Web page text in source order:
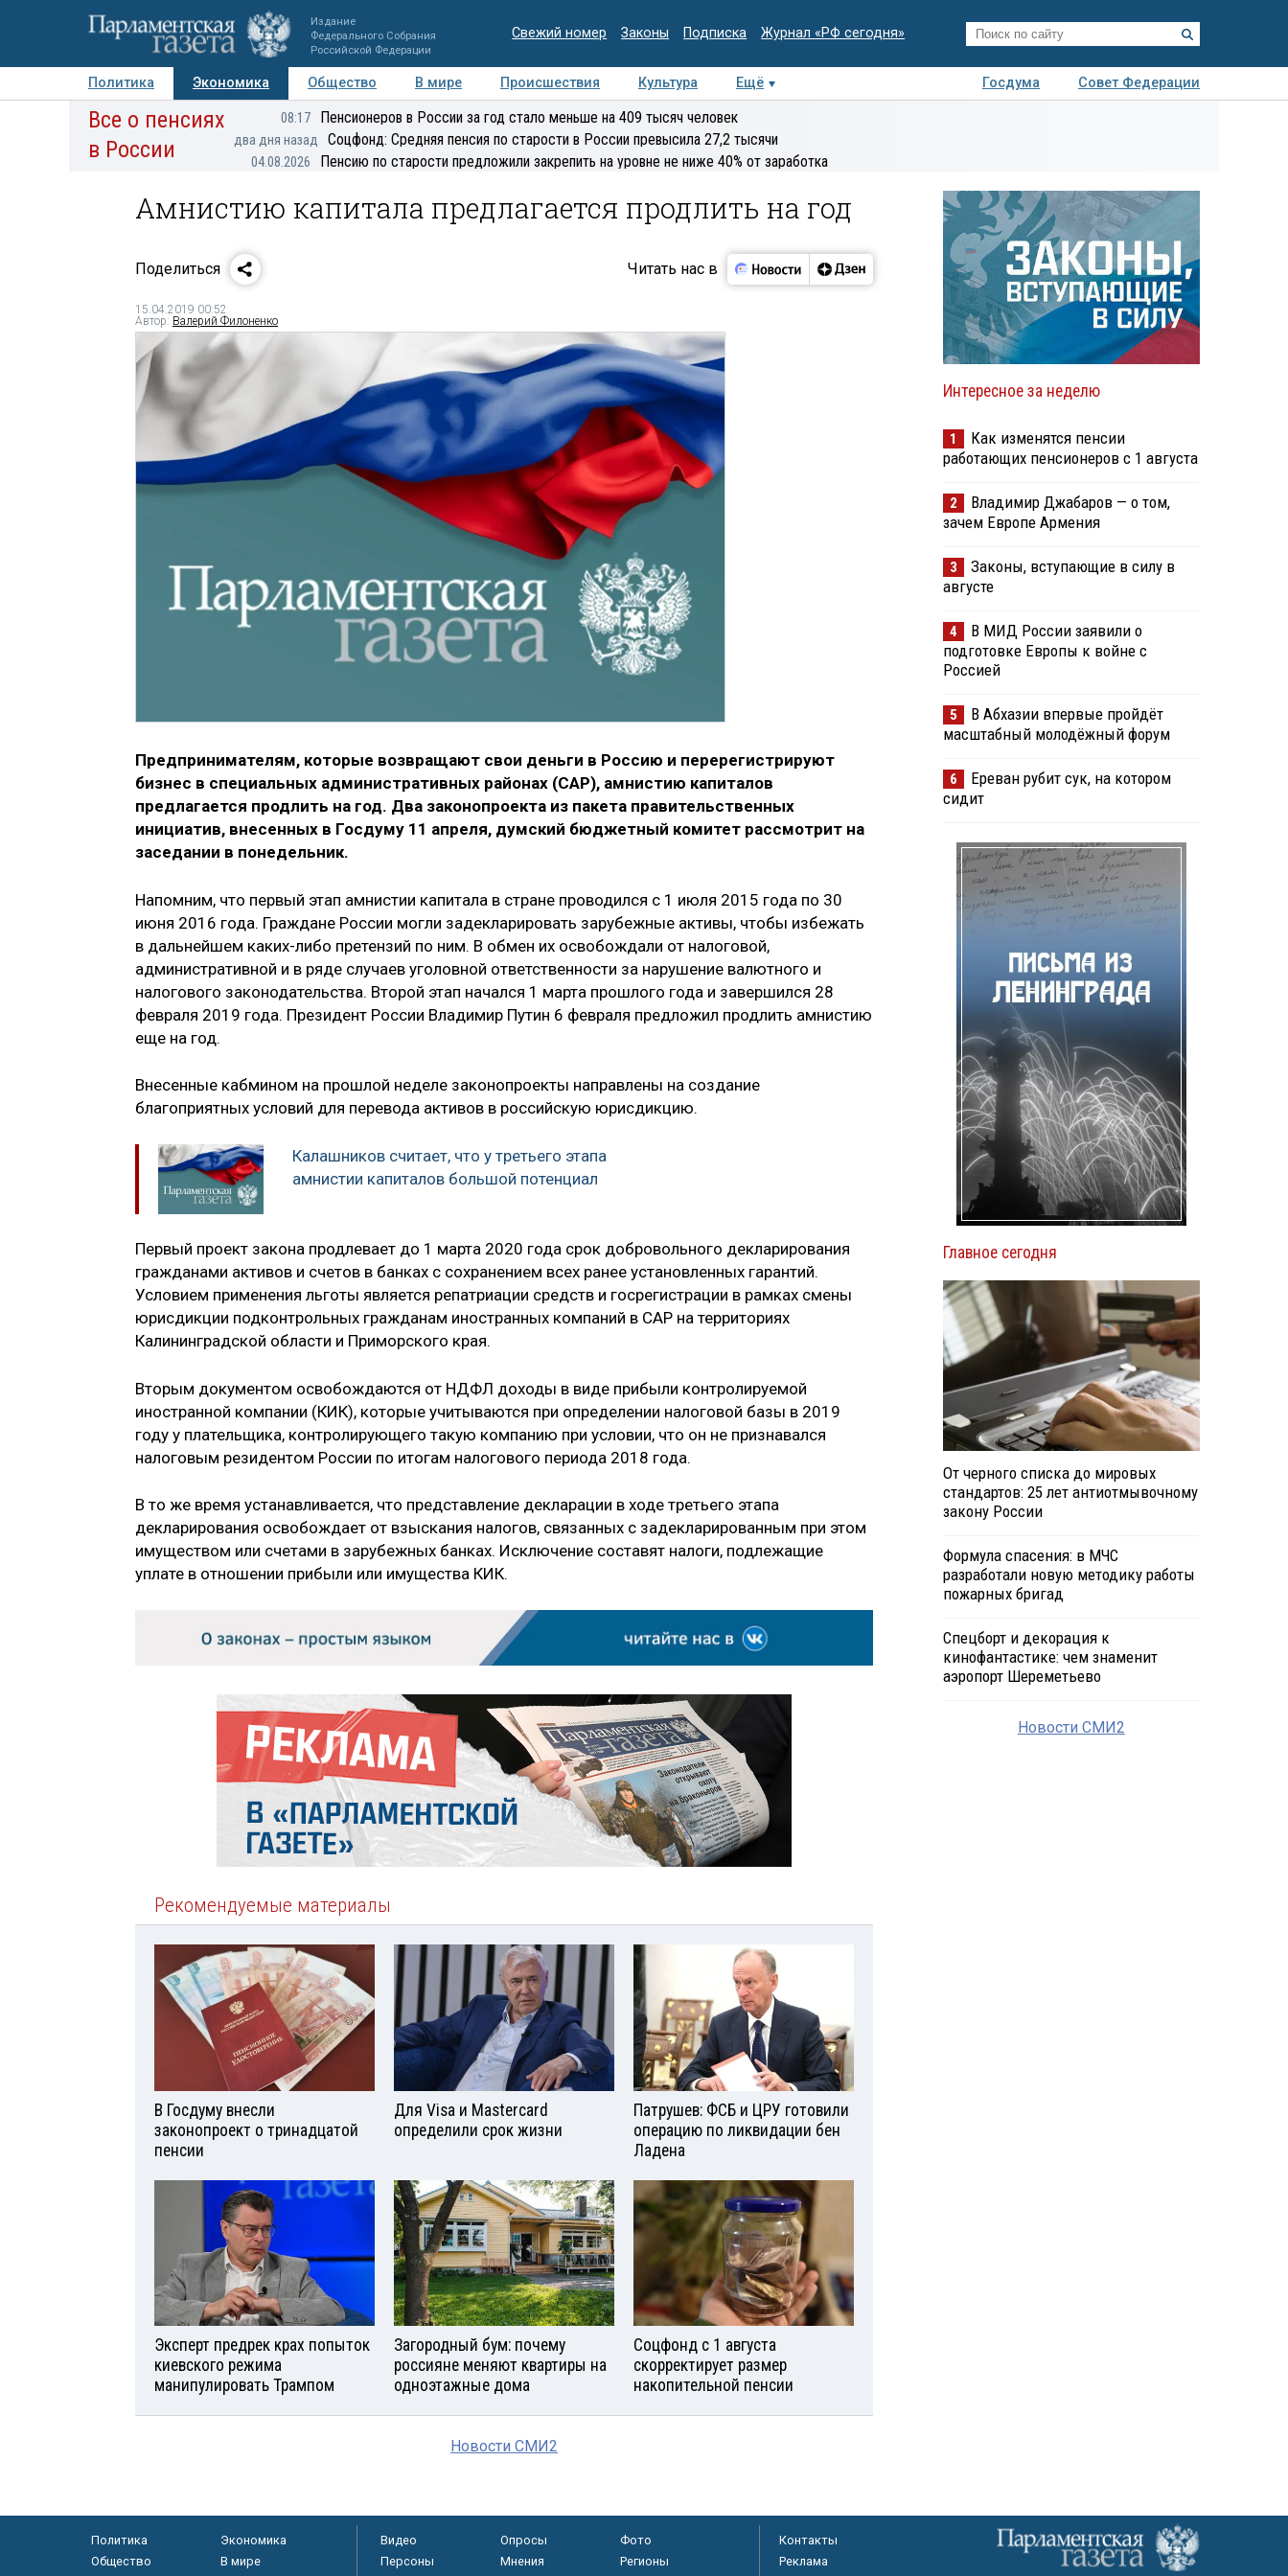
Издание
Федерального Собрания
Российской Федерации
Свежий номер Законы Подписка Журнал «РФ сегодня»
Политика Экономика Общество В мире Происшествия Культура Ещё Госдума
Совет Федерации
Авторы Персоны Мнения Регионы Медиацентр Интервью Колумнисты
Все о пенсиях
в России
08:17 Пенсионеров в России за год стало меньше на 409 тысяч человек
два дня назад Соцфонд: Средняя пенсия по старости в России превысила 27,2 тысячи
04.08.2026 Пенсию по старости предложили закрепить на уровне не ниже 40% от заработка
Амнистию капитала предлагается продлить на год
Поделиться Читать нас в
15.04.2019 00:52
Автор: Валерий Филоненко
Предпринимателям, которые возвращают свои деньги в Россию и перерегистрируют
бизнес в специальных административных районах (САР), амнистию капиталов
предлагается продлить на год. Два законопроекта из пакета правительственных
инициатив, внесенных в Госдуму 11 апреля, думский бюджетный комитет рассмотрит на
заседании в понедельник.
Напомним, что первый этап амнистии капитала в стране проводился с 1 июля 2015 года по 30
июня 2016 года. Граждане России могли задекларировать зарубежные активы, чтобы избежать
в дальнейшем каких-либо претензий по ним. В обмен их освобождали от налоговой,
административной и в ряде случаев уголовной ответственности за нарушение валютного и
налогового законодательства. Второй этап начался 1 марта прошлого года и завершился 28
февраля 2019 года. Президент России Владимир Путин 6 февраля предложил продлить амнистию
еще на год.
Внесенные кабмином на прошлой неделе законопроекты направлены на создание
благоприятных условий для перевода активов в российскую юрисдикцию.
Калашников считает, что у третьего этапа
амнистии капиталов большой потенциал
Первый проект закона продлевает до 1 марта 2020 года срок добровольного декларирования
гражданами активов и счетов в банках с сохранением всех ранее установленных гарантий.
Условием применения льготы является репатриации средств и госрегистрации в рамках смены
юрисдикции подконтрольных гражданам иностранных компаний в САР на территориях
Калининградской области и Приморского края.
Вторым документом освобождаются от НДФЛ доходы в виде прибыли контролируемой
иностранной компании (КИК), которые учитываются при определении налоговой базы в 2019
году у плательщика, контролирующего такую компанию при условии, что он не признавался
налоговым резидентом России по итогам налогового периода 2018 года.
В то же время устанавливается, что представление декларации в ходе третьего этапа
декларирования освобождает от взыскания налогов, связанных с задекларированным при этом
имуществом или счетами в зарубежных банках. Исключение составят налоги, подлежащие
уплате в отношении прибыли или имущества КИК.
Рекомендуемые материалы
В Госдуму внесли
законопроект о тринадцатой
пенсии
Для Visа и Mastercard
определили срок жизни
Патрушев: ФСБ и ЦРУ готовили
операцию по ликвидации бен
Ладена
Эксперт предрек крах попыток
киевского режима
манипулировать Трампом
Загородный бум: почему
россияне меняют квартиры на
одноэтажные дома
Соцфонд с 1 августа
скорректирует размер
накопительной пенсии
Новости СМИ2
Интересное за неделю
1
Как изменятся пенсии
работающих пенсионеров с 1 августа
2
Владимир Джабаров — о том,
зачем Европе Армения
3
Законы, вступающие в силу в
августе
4
В МИД России заявили о
подготовке Европы к войне с
Россией
5
В Абхазии впервые пройдёт
масштабный молодёжный форум
6
Ереван рубит сук, на котором
сидит
Главное сегодня
От черного списка до мировых
стандартов: 25 лет антиотмывочному
закону России
Формула спасения: в МЧС
разработали новую методику работы
пожарных бригад
Спецборт и декорация к
кинофантастике: чем знаменит
аэропорт Шереметьево
Новости СМИ2
Политика
Экономика
Общество
В мире
Видео Опросы
Фото
Персоны
Мнения
Регионы
Контакты
Реклама